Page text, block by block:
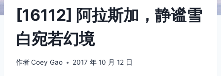
[16112] 阿拉斯加，静谧雪
白宛若幻境
作者Coey Gao 2017 年 10 月 12 日